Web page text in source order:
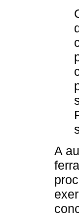
A